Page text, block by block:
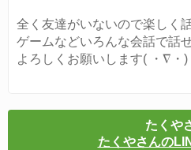
全く友達がいないので楽しく
ゲームなどいろんな会話で話
よろしくお願いします( ・∇・)
たくや
たくやさんの